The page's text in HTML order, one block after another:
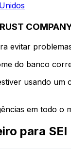
evitar
do banco
usando um
em todo o
para SEI